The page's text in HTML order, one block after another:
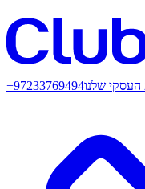
+97233769494העסקי שלנו